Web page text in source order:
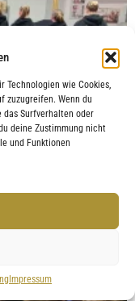
Technologien wie Cookies,
zuzugreifen. Wenn du
das Surfverhalten oder
deine Zustimmung nicht
und Funktionen
Impressum